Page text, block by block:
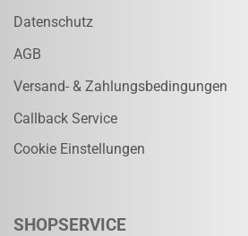
Datenschutz
AGB
Versand- & Zahlungsbedingungen
Callback Service
Cookie Einstellungen
SHOPSERVICE